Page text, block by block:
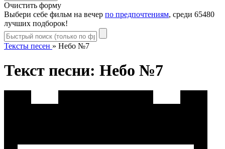
Очистить форму
Выбери себе фильм на вечер по предпочтениям, среди 65480
лучших подборок!
Тексты песен » Небо №7
Текст песни: Небо №7